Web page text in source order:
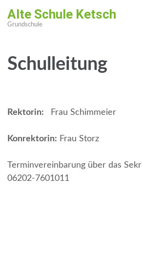
Inhalt
drücken)
Alte Schule Ketsch
Grundschule
Schulleitung
Rektorin: Frau Schimmeier
Konrektorin: Frau Storz
Terminvereinbarung über das
06202-7601011